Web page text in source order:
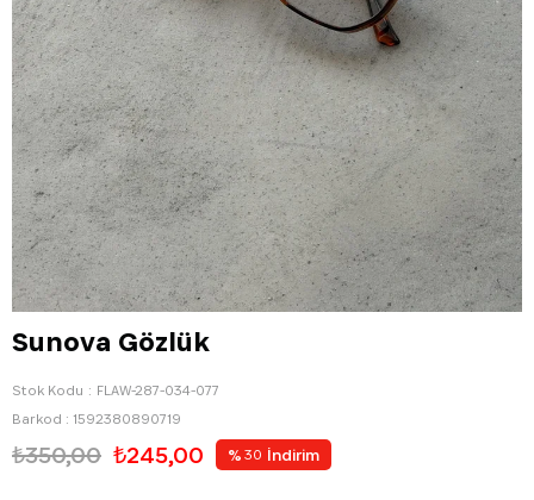
Sunova Gözlük
Stok Kodu
FLAW-287-034-077
Barkod : 1592380890719
₺350,00 ₺245,00 % 30 İndirim